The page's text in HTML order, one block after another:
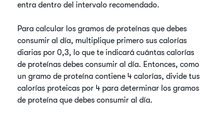
entra dentro del intervalo recomendado.
Para calcular los gramos de proteínas que debes
consumir al día, multiplique primero sus calorías
diarias por 0,3, lo que te indicará cuántas calorías
de proteínas debes consumir al día. Entonces, como
un gramo de proteína contiene 4 calorías, divide tus
calorías proteicas por 4 para determinar los gramos
de proteína que debes consumir al día.